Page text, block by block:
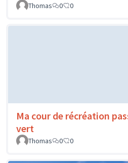
Thomas
0 0
Ma cour de récréation
vert
Thomas
0 0